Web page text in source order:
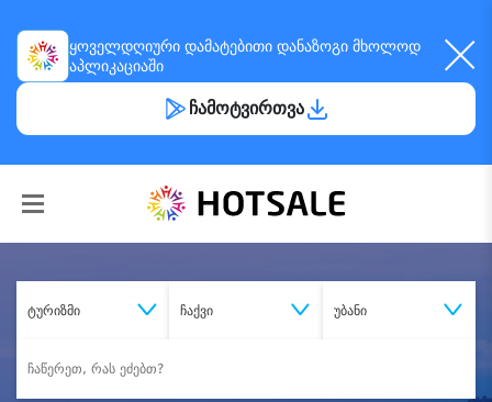
ყოველდღიური დამატებითი დანაზოგი მხოლოდ
აპლიკაციაში
ჩამოტვირთვა
ტურიზმი ჩაქვი უბანი